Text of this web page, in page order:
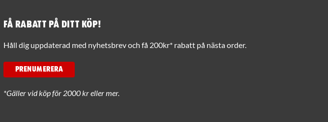
Få rabatt på ditt köp!
Håll dig uppdaterad med nyhetsbrev och få 200kr* rabatt på nästa order.
PRENUMERERA
*Gäller vid köp för 2000 kr eller mer.